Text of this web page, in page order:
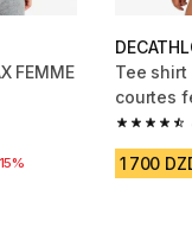
FEMME
411 reviews
réduction
Tee
courtes
4.7 out
1 700